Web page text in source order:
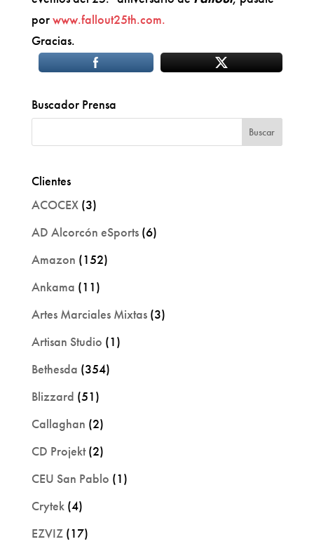
porwww.fallout25th.com.
Gracias.
Buscador Prensa
Clientes
ACOCEX(3)
AD Alcorcón eSports(6)
Amazon (152)
Ankama (11)
Artes Marciales Mixtas(3)
Artisan Studio (1)
Bethesda (354)
Blizzard (51)
Callaghan (2)
CD Projekt(2)
CEU San Pablo (1)
Crytek(4)
EZVIZ(17)